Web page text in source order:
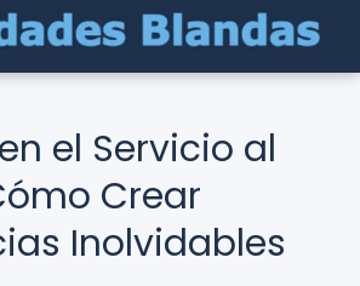
el Servicio al
Crear
Inolvidables